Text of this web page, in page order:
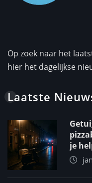
Op zoek naar het
hier het dagelijkse
Laatste
je